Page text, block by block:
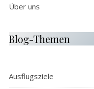
Über uns
Blog-Themen
Ausflugsziele